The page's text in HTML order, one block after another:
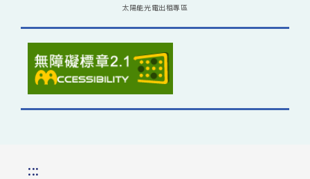
太陽能光電出租專區
:::